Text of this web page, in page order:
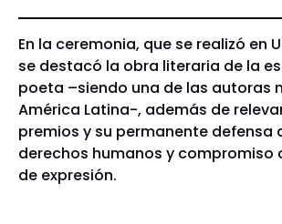
En la ceremonia, que se realizó en
se destacó la obra literaria de la
poeta –siendo una de las autoras
América Latina-, además de
premios y su permanente defensa
derechos humanos y compromiso
de expresión.